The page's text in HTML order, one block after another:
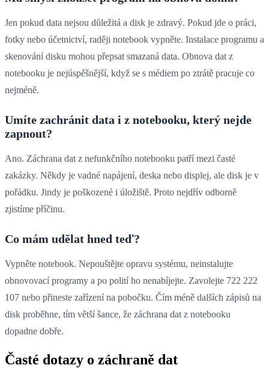
Jen pokud data nejsou důležitá a disk je zdravý. Pokud jde o práci,
fotky nebo účetnictví, raději notebook vypněte. Instalace programu a
skenování disku mohou přepsat smazaná data. Obnova dat z
notebooku je nejúspěšnější, když se s médiem po ztrátě pracuje co
nejméně.
Umíte zachránit data i z notebooku, který nejde
zapnout?
Ano. Záchrana dat z nefunkčního notebooku patří mezi časté
zakázky. Někdy je vadné napájení, deska nebo displej, ale disk je v
pořádku. Jindy je poškozené i úložiště. Proto nejdřív odborně
zjistíme příčinu.
Co mám udělat hned teď?
Vypněte notebook. Nepouštějte opravu systému, neinstalujte
obnovovací programy a po polití ho nenabíjejte. Zavolejte 722 222
107 nebo přineste zařízení na pobočku. Čím méně dalších zápisů na
disk proběhne, tím větší šance, že záchrana dat z notebooku
dopadne dobře.
Časté dotazy o záchraně dat